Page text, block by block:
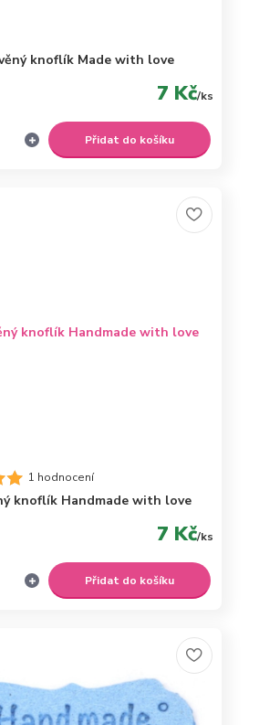
knoflík Made with love
7 Kč/ks
Přidat do košíku
1 hodnocení
knoflík Handmade with love
7 Kč/ks
Přidat do košíku